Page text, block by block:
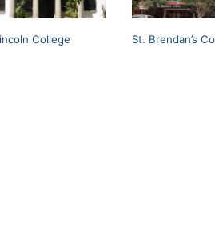
College St. Brendan’s